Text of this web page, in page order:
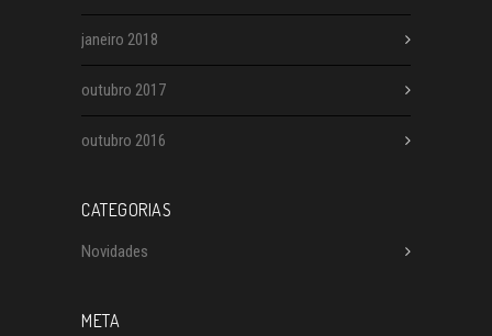
janeiro 2018
outubro 2017
outubro 2016
CATEGORIAS
Novidades
META